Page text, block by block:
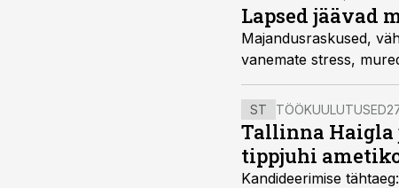
Lapsed jäävad
Majandusraskused, vähenenud sissetulekud ja
ST TÖÖKUULUTUSED
Tallinna Haigla
tippjuhi
Kandideerimise